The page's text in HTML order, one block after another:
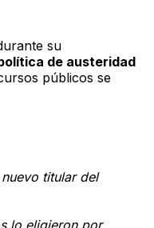
su
de austeridad
públicos se
titular del
lo eligieron por